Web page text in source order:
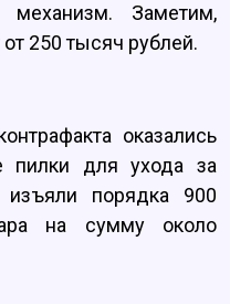
механизм. Заметим,
от 250 тысяч рублей.
оказались
пилки для ухода за
порядка 900
на сумму около